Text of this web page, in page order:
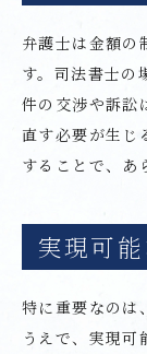
弁護士は金額の
す。司法書士の
件の交渉や訴訟
直す必要が生じ
することで、あ
実現可
特に重要なのは
うえで、実現